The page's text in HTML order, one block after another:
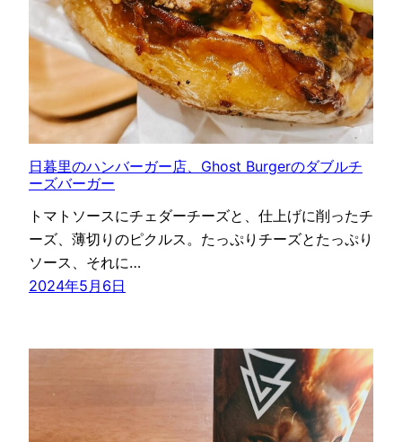
日暮里のハンバーガー店、Ghost Burgerのダブルチ
ーズバーガー
トマトソースにチェダーチーズと、仕上げに削ったチ
ーズ、薄切りのピクルス。たっぷりチーズとたっぷり
ソース、それに…
2024年5月6日